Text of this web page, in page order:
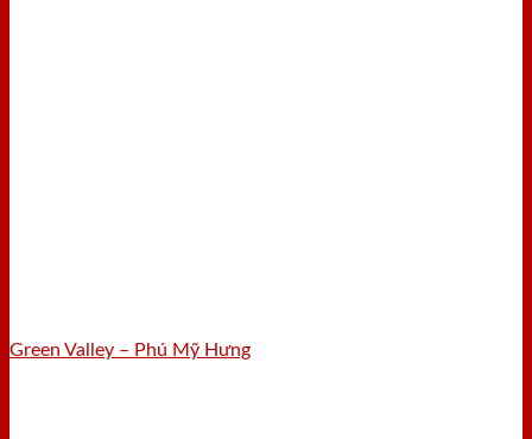
Green Valley – Phú Mỹ Hưng